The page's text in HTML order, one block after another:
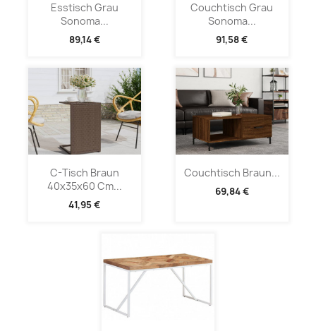
Esstisch Grau
Sonoma...
89,14 €
Couchtisch Grau
Sonoma...
91,58 €
C-Tisch Braun
40x35x60 Cm...
41,95 €
Couchtisch Braun...
69,84 €